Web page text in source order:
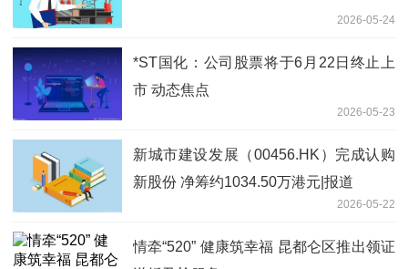
2026-05-24
*ST国化：公司股票将于6月22日终止上
市 动态焦点
2026-05-23
新城市建设发展（00456.HK）完成认购
新股份 净筹约1034.50万港元|报道
2026-05-22
情牵“520” 健康筑幸福 昆都仑区推出领证